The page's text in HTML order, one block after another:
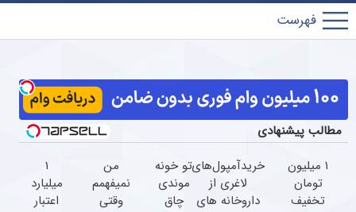
پارس
فوتبال
مطالب پیشنهادی
۱ میلیون
تومان
تخفیف
خریدآمپول‌های
لاغری از
داروخانه های
تو خونه
موندی
چاق
من
نمیفهمم
وقتی
۱
میلیارد
اعتبار